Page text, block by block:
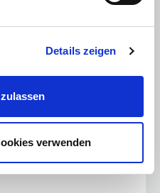
Details zeigen
verwenden